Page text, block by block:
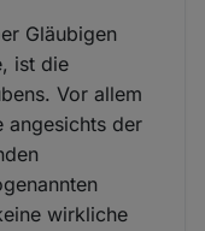
Gläubigen
ist die
Vor allem
angesichts der
wirkliche